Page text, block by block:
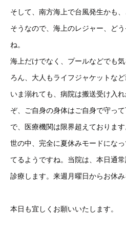
そして、南方海上で台風発生かも
そうなので、海上のレジャー、ど
ね。
海上だけでなく、プールなどでも
ろん、大人もライフジャケットな
いま溺れても、病院は搬送受け入
ぞ、ご自身の身体はご自身で守っ
で、医療機関は限界超えております
世の中、完全に夏休みモードにな
てるようですね。当院は、本日通
診療します。来週月曜日からお休み
本日も宜しくお願いいたします。